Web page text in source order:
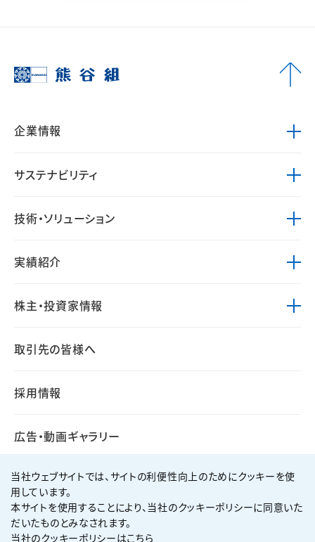
企業情報
サステナビリティ
技術・ソリューション
実績紹介
株主・投資家情報
取引先の皆様へ
採用情報
広告・動画ギャラリー
個人情報保護方針
サイト利用規約
サイトマップ
当社ウェブサイトでは、サイトの利便性向上のためにクッキーを使
用しています。
本サイトを使用することにより、当社のクッキーポリシーに同意いた
だいたものとみなされます。
当社のクッキーポリシーはこちら